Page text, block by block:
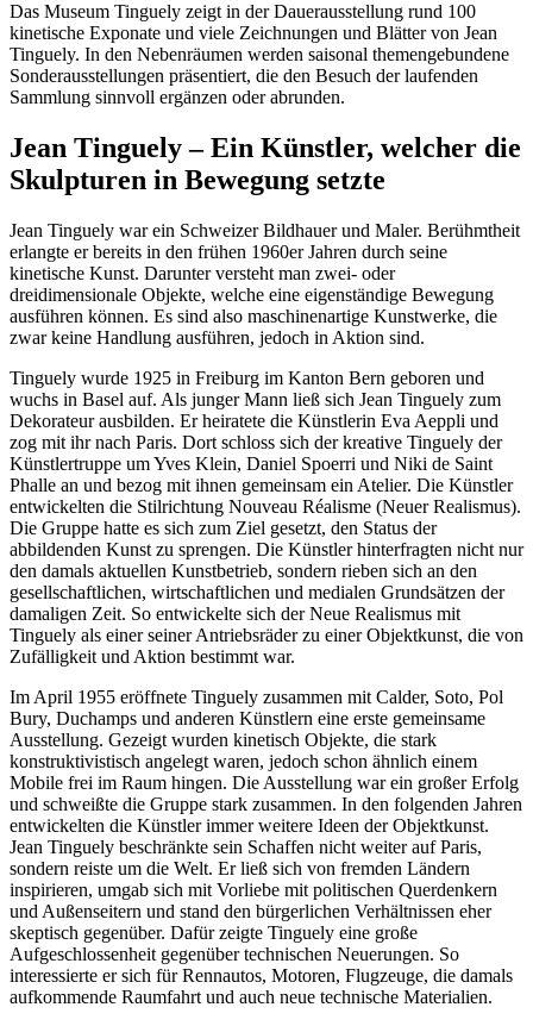
Das Museum Tinguely zeigt in der Dauerausstellung rund 100
kinetische Exponate und viele Zeichnungen und Blätter von Jean
Tinguely. In den Nebenräumen werden saisonal themengebundene
Sonderausstellungen präsentiert, die den Besuch der laufenden
Sammlung sinnvoll ergänzen oder abrunden.
Jean Tinguely – Ein Künstler, welcher die
Skulpturen in Bewegung setzte
Jean Tinguely war ein Schweizer Bildhauer und Maler. Berühmtheit
erlangte er bereits in den frühen 1960er Jahren durch seine
kinetische Kunst. Darunter versteht man zwei- oder
dreidimensionale Objekte, welche eine eigenständige Bewegung
ausführen können. Es sind also maschinenartige Kunstwerke, die
zwar keine Handlung ausführen, jedoch in Aktion sind.
Tinguely wurde 1925 in Freiburg im Kanton Bern geboren und
wuchs in Basel auf. Als junger Mann ließ sich Jean Tinguely zum
Dekorateur ausbilden. Er heiratete die Künstlerin Eva Aeppli und
zog mit ihr nach Paris. Dort schloss sich der kreative Tinguely der
Künstlertruppe um Yves Klein, Daniel Spoerri und Niki de Saint
Phalle an und bezog mit ihnen gemeinsam ein Atelier. Die Künstler
entwickelten die Stilrichtung Nouveau Réalisme (Neuer Realismus).
Die Gruppe hatte es sich zum Ziel gesetzt, den Status der
abbildenden Kunst zu sprengen. Die Künstler hinterfragten nicht nur
den damals aktuellen Kunstbetrieb, sondern rieben sich an den
gesellschaftlichen, wirtschaftlichen und medialen Grundsätzen der
damaligen Zeit. So entwickelte sich der Neue Realismus mit
Tinguely als einer seiner Antriebsräder zu einer Objektkunst, die von
Zufälligkeit und Aktion bestimmt war.
Im April 1955 eröffnete Tinguely zusammen mit Calder, Soto, Pol
Bury, Duchamps und anderen Künstlern eine erste gemeinsame
Ausstellung. Gezeigt wurden kinetisch Objekte, die stark
konstruktivistisch angelegt waren, jedoch schon ähnlich einem
Mobile frei im Raum hingen. Die Ausstellung war ein großer Erfolg
und schweißte die Gruppe stark zusammen. In den folgenden Jahren
entwickelten die Künstler immer weitere Ideen der Objektkunst.
Jean Tinguely beschränkte sein Schaffen nicht weiter auf Paris,
sondern reiste um die Welt. Er ließ sich von fremden Ländern
inspirieren, umgab sich mit Vorliebe mit politischen Querdenkern
und Außenseitern und stand den bürgerlichen Verhältnissen eher
skeptisch gegenüber. Dafür zeigte Tinguely eine große
Aufgeschlossenheit gegenüber technischen Neuerungen. So
interessierte er sich für Rennautos, Motoren, Flugzeuge, die damals
aufkommende Raumfahrt und auch neue technische Materialien.